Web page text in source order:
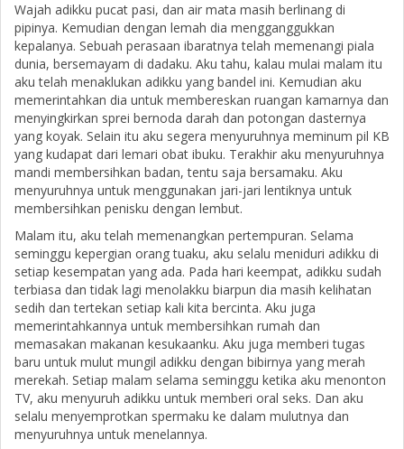
Wajah adikku pucat pasi, dan air mata masih berlinang di
pipinya. Kemudian dengan lemah dia mengganggukkan
kepalanya. Sebuah perasaan ibaratnya telah memenangi piala
dunia, bersemayam di dadaku. Aku tahu, kalau mulai malam itu
aku telah menaklukan adikku yang bandel ini. Kemudian aku
memerintahkan dia untuk membereskan ruangan kamarnya dan
menyingkirkan sprei bernoda darah dan potongan dasternya
yang koyak. Selain itu aku segera menyuruhnya meminum pil KB
yang kudapat dari lemari obat ibuku. Terakhir aku menyuruhnya
mandi membersihkan badan, tentu saja bersamaku. Aku
menyuruhnya untuk menggunakan jari-jari lentiknya untuk
membersihkan penisku dengan lembut.
Malam itu, aku telah memenangkan pertempuran. Selama
seminggu kepergian orang tuaku, aku selalu meniduri adikku di
setiap kesempatan yang ada. Pada hari keempat, adikku sudah
terbiasa dan tidak lagi menolakku biarpun dia masih kelihatan
sedih dan tertekan setiap kali kita bercinta. Aku juga
memerintahkannya untuk membersihkan rumah dan
memasakan makanan kesukaanku. Aku juga memberi tugas
baru untuk mulut mungil adikku dengan bibirnya yang merah
merekah. Setiap malam selama seminggu ketika aku menonton
TV, aku menyuruh adikku untuk memberi oral seks. Dan aku
selalu menyemprotkan spermaku ke dalam mulutnya dan
menyuruhnya untuk menelannya.